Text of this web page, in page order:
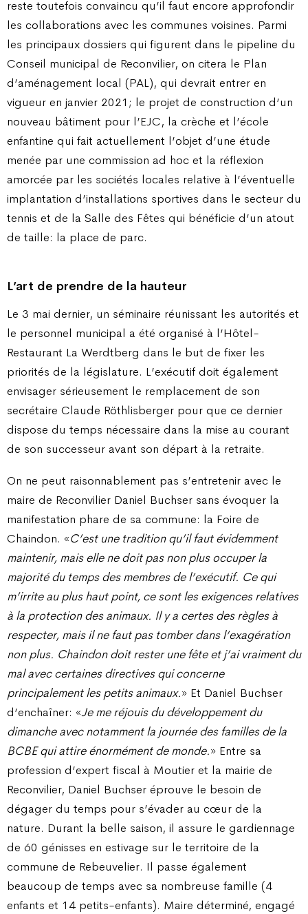
reste toutefois convaincu qu’il faut encore approfondir
les collaborations avec les communes voisines. Parmi
les principaux dossiers qui figurent dans le pipeline du
Conseil municipal de Reconvilier, on citera le Plan
d’aménagement local (PAL), qui devrait entrer en
vigueur en janvier 2021; le projet de construction d’un
nouveau bâtiment pour l’EJC, la crèche et l’école
enfantine qui fait actuellement l’objet d’une étude
menée par une commission ad hoc et la réflexion
amorcée par les sociétés locales relative à l’éventuelle
implantation d’installations sportives dans le secteur du
tennis et de la Salle des Fêtes qui bénéficie d’un atout
de taille: la place de parc.
L’art de prendre de la hauteur
Le 3 mai dernier, un séminaire réunissant les autorités et
le personnel municipal a été organisé à l’Hôtel-
Restaurant La Werdtberg dans le but de fixer les
priorités de la législature. L’exécutif doit également
envisager sérieusement le remplacement de son
secrétaire Claude Röthlisberger pour que ce dernier
dispose du temps nécessaire dans la mise au courant
de son successeur avant son départ à la retraite.
On ne peut raisonnablement pas s’entretenir avec le
maire de Reconvilier Daniel Buchser sans évoquer la
manifestation phare de sa commune: la Foire de
Chaindon. «C’est une tradition qu’il faut évidemment
maintenir, mais elle ne doit pas non plus occuper la
majorité du temps des membres de l’exécutif. Ce qui
m’irrite au plus haut point, ce sont les exigences relatives
à la protection des animaux. Il y a certes des règles à
respecter, mais il ne faut pas tomber dans l’exagération
non plus. Chaindon doit rester une fête et j’ai vraiment du
mal avec certaines directives qui concerne
principalement les petits animaux.» Et Daniel Buchser
d’enchaîner: «Je me réjouis du développement du
dimanche avec notamment la journée des familles de la
BCBE qui attire énormément de monde.» Entre sa
profession d’expert fiscal à Moutier et la mairie de
Reconvilier, Daniel Buchser éprouve le besoin de
dégager du temps pour s’évader au cœur de la
nature. Durant la belle saison, il assure le gardiennage
de 60 génisses en estivage sur le territoire de la
commune de Rebeuvelier. Il passe également
beaucoup de temps avec sa nombreuse famille (4
enfants et 14 petits-enfants). Maire déterminé, engagé